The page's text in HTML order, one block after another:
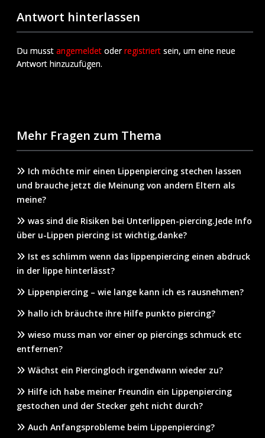
Antwort hinterlassen
Du musst angemeldet oderregistriert sein, um eine neue
Antwort hinzuzufügen.
Mehr Fragen zum Thema
Ich möchte mir einen Lippenpiercing stechen lassen
und brauche jetzt die Meinung von andern Eltern als
meine?
was sind die Risiken bei Unterlippen-piercing.Jede Info
über u-Lippen piercing ist wichtig,danke?
Ist es schlimm wenn das lippenpiercing einen abdruck
in der lippe hinterlässt?
Lippenpiercing – wie lange kann ich es rausnehmen?
hallo ich bräuchte ihre Hilfe punkto piercing?
wieso muss man vor einer op piercings schmuck etc
entfernen?
Wächst ein Piercingloch irgendwann wieder zu?
Hilfe ich habe meiner Freundin ein Lippenpiercing
gestochen und der Stecker geht nicht durch?
Auch Anfangsprobleme beim Lippenpiercing?